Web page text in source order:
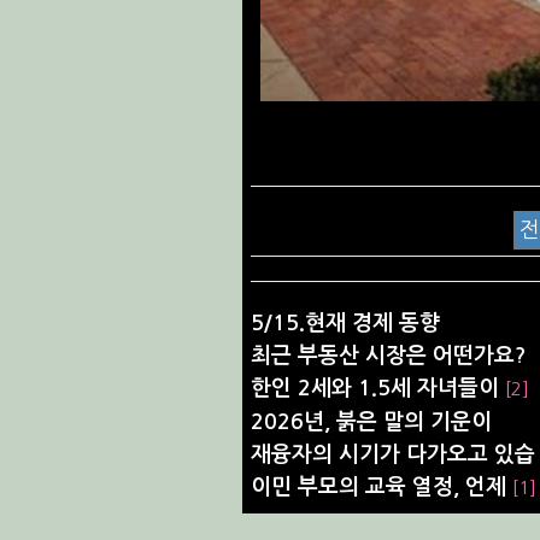
5/15.현재 경제 동향
최근 부동산 시장은 어떤가요?
한인 2세와 1.5세 자녀들이
[2]
2026년, 붉은 말의 기운이
재융자의 시기가 다가오고 있습
이민 부모의 교육 열정, 언제
[1]